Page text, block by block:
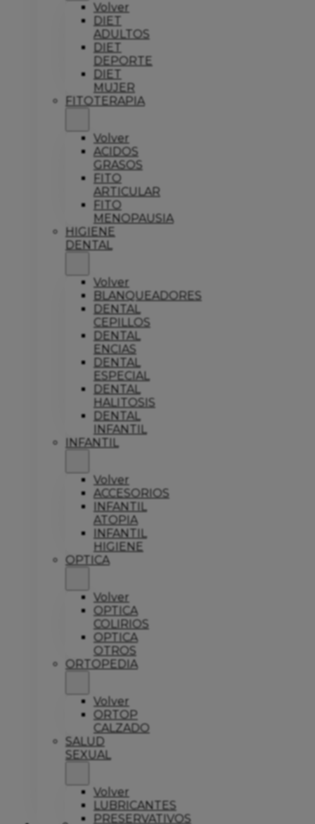
Volver
DIET
ADULTOS
DIET
DEPORTE
DIET
MUJER
FITOTERAPIA
Volver
ACIDOS
GRASOS
FITO
ARTICULAR
FITO
MENOPAUSIA
HIGIENE
DENTAL
Volver
BLANQUEADORES
DENTAL
CEPILLOS
DENTAL
ENCIAS
DENTAL
ESPECIAL
DENTAL
HALITOSIS
DENTAL
INFANTIL
INFANTIL
Volver
ACCESORIOS
INFANTIL
ATOPIA
INFANTIL
HIGIENE
OPTICA
Volver
OPTICA
COLIRIOS
OPTICA
OTROS
ORTOPEDIA
Volver
ORTOP
CALZADO
SALUD
SEXUAL
Volver
LUBRICANTES
PRESERVATIVOS